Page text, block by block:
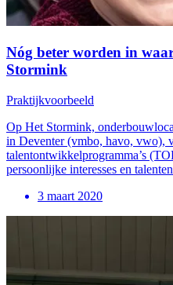
Nóg beter worden in
Stormink
Praktijkvoorbeeld
Op Het Stormink,
in Deventer (vmbo, havo, vwo),
talentontwikkelprogramma’s
persoonlijke interesses en
3 maart 2020